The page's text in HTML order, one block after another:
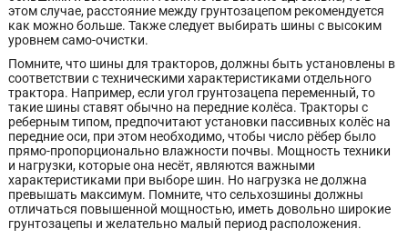
этом случае, расстояние между грунтозацепом рекомендуется
как можно больше. Также следует выбирать шины с высоким
уровнем само-очистки.
Помните, что шины для тракторов, должны быть установлены в
соответствии с техническими характеристиками отдельного
трактора. Например, если угол грунтозацепа переменный, то
такие шины ставят обычно на передние колёса. Тракторы с
реберным типом, предпочитают установки пассивных колёс на
передние оси, при этом необходимо, чтобы число рёбер было
прямо-пропорционально влажности почвы. Мощность техники
и нагрузки, которые она несёт, являются важными
характеристиками при выборе шин. Но нагрузка не должна
превышать максимум. Помните, что сельхозшины должны
отличаться повышенной мощностью, иметь довольно широкие
грунтозацепы и желательно малый период расположения.